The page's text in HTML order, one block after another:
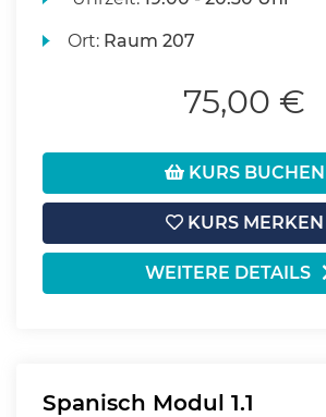
Ort: Raum 207
75,00 €
KURS BUCHEN
KURS MERKEN
WEITERE DETAILS
Spanisch Modul 1.1